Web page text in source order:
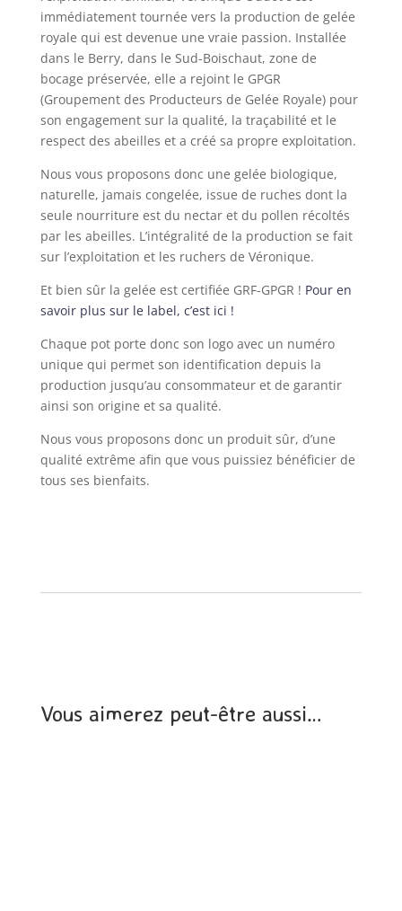
immédiatement tournée vers la production de gelée
royale qui est devenue une vraie passion. Installée
dans le Berry, dans le Sud-Boischaut, zone de
bocage préservée, elle a rejoint le GPGR
(Groupement des Producteurs de Gelée Royale) pour
son engagement sur la qualité, la traçabilité et le
respect des abeilles et a créé sa propre exploitation.
Nous vous proposons donc une gelée biologique,
naturelle, jamais congelée, issue de ruches dont la
seule nourriture est du nectar et du pollen récoltés
par les abeilles. L’intégralité de la production se fait
sur l’exploitation et les ruchers de Véronique.
Et bien sûr la gelée est certifiée GRF-GPGR ! Pour en
savoir plus sur le label, c’est ici !
Chaque pot porte donc son logo avec un numéro
unique qui permet son identification depuis la
production jusqu’au consommateur et de garantir
ainsi son origine et sa qualité.
Nous vous proposons donc un produit sûr, d’une
qualité extrême afin que vous puissiez bénéficier de
tous ses bienfaits.
Vous aimerez peut-être aussi…